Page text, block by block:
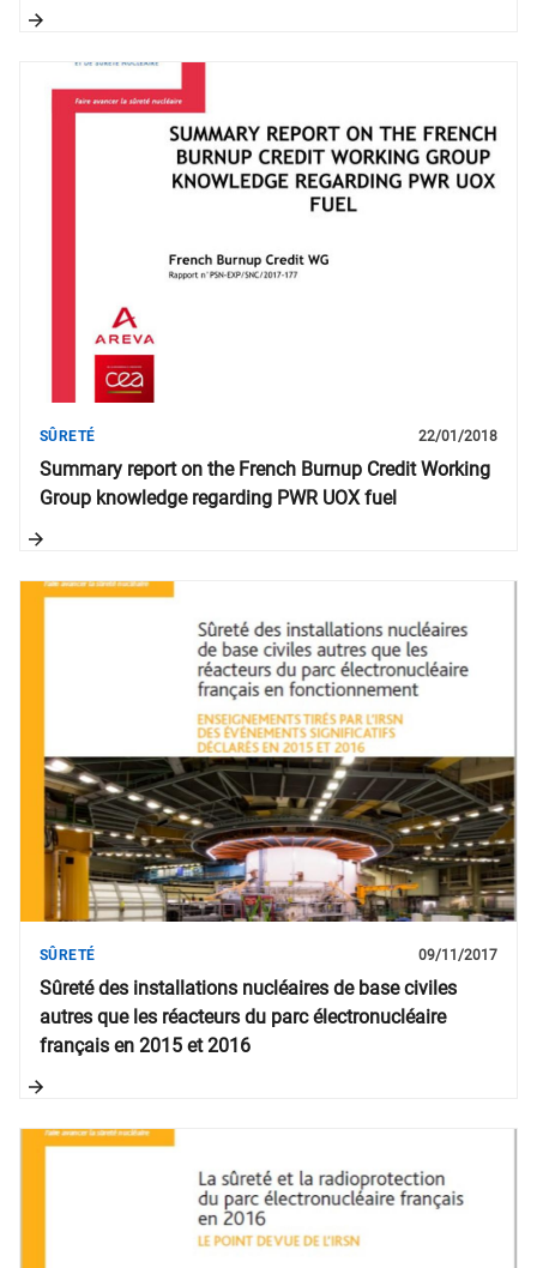
Summary report on the French Burnup Credit Working
Group knowledge regarding PWR UOX fuel
SÛRETÉ 22/01/2018
Sûreté des installations nucléaires de base civiles
autres que les réacteurs du parc électronucléaire
français en 2015 et 2016
SÛRETÉ 09/11/2017